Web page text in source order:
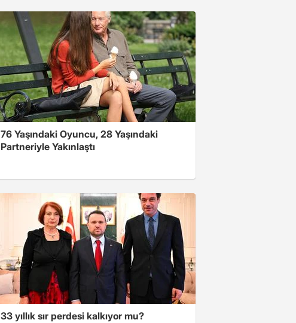
76 Yaşındaki Oyuncu, 28 Yaşındaki
Partneriyle Yakınlaştı
33 yıllık sır perdesi kalkıyor mu?